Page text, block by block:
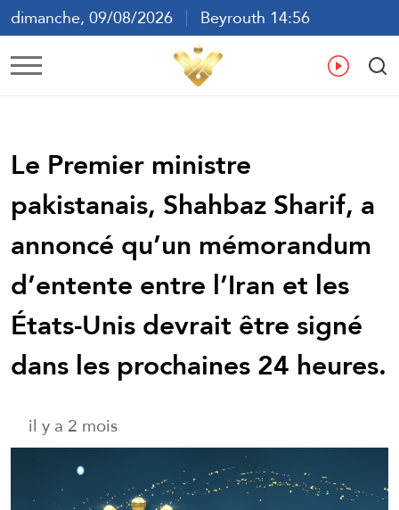
dimanche, 09/08/2026
Beyrouth 14:56
ع
Le Premier ministre
pakistanais, Shahbaz Sharif, a
annoncé qu’un mémorandum
d’entente entre l’Iran et les
États-Unis devrait être signé
dans les prochaines 24 heures.
il y a 2 mois